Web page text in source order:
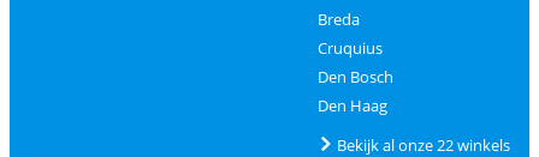
Breda
Cruquius
Den Bosch
Den Haag
Bekijk al onze 22 winkels